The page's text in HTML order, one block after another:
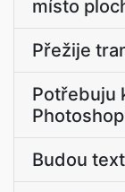
místo
Přežije
Potřebuju
Budou